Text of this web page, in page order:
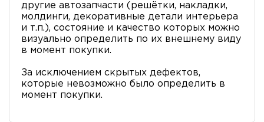
другие автозапчасти (решётки, накладки,
молдинги, декоративные детали интерьера
и т.п.), состояние и качество которых можно
визуально определить по их внешнему виду
в момент покупки.
За исключением скрытых дефектов,
которые невозможно было определить в
момент покупки.